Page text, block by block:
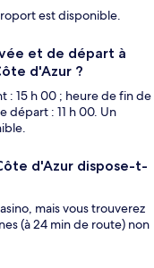
est disponible.
et de départ à
d'Azur ?
: 15 h 00 ; heure de fin de
départ : 11 h 00. Un
d'Azur dispose-t-
mais vous trouverez
(à 24 min de route) non